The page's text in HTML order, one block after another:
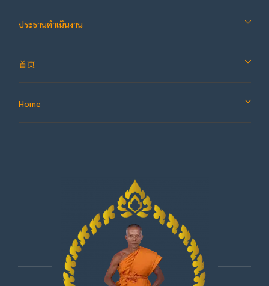
ประธานดำเนินงาน
首页
Home